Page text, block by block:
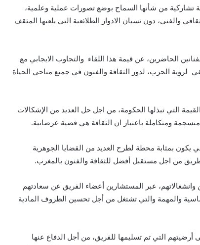
تشاركية من شأنها السماح بوضع تصورات عملية وعلمية،
والفني، دون نسيان الادوار الطلائعية التي يلعبها المثقف
الحاضرين، عن قيمة هذا اللقاء والتجاوب الايجابي مع
لرؤية الحزب، لدور الثقافة والفنون في جميع مناحي الحياة
التي تبذلها الحكومة، من اجل حل العديد من الإشكالات
ومتكاملة باعتبار ان الثقافة هي قضية عرضانية.
يكون بمثابة محطة لطرح العديد من القضايا الجوهرية
من اجل مستقبل أفضل للثقافة والفنون بالمغرب.
عبر المستشارين أعضاء الفريق عن سعادتهم
والمهمة والتي تشتغل من أجل تحسين الظروف المادية
التي تم تسليمها للفريق، من أجل الدفاع عنها